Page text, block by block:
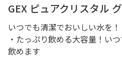
GEX ピュアクリスタル
いつでも清潔でおいしい水を！
・たっぷり飲める大容量！い
飲めます